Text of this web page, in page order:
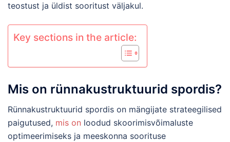
teostust ja üldist sooritust väljakul.
Key sections in the article:
Mis on rünnakustruktuurid spordis?
Rünnakustruktuurid spordis on mängijate strateegilised
paigutused, mis on loodud skoorimisvõimaluste
optimeerimiseks ja meeskonna soorituse